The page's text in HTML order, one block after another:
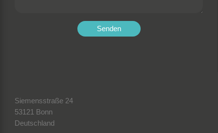
Siemensstraße 24
53121 Bonn
Deutschland